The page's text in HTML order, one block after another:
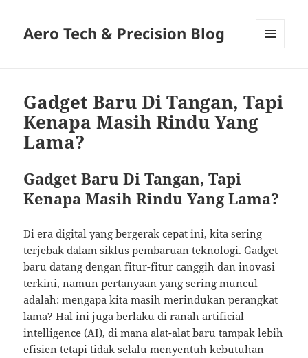
Aero Tech & Precision Blog
Gadget Baru Di Tangan, Tapi
Kenapa Masih Rindu Yang
Lama?
Gadget Baru Di Tangan, Tapi
Kenapa Masih Rindu Yang Lama?
Di era digital yang bergerak cepat ini, kita sering
terjebak dalam siklus pembaruan teknologi. Gadget
baru datang dengan fitur-fitur canggih dan inovasi
terkini, namun pertanyaan yang sering muncul
adalah: mengapa kita masih merindukan perangkat
lama? Hal ini juga berlaku di ranah artificial
intelligence (AI), di mana alat-alat baru tampak lebih
efisien tetapi tidak selalu menyentuh kebutuhan